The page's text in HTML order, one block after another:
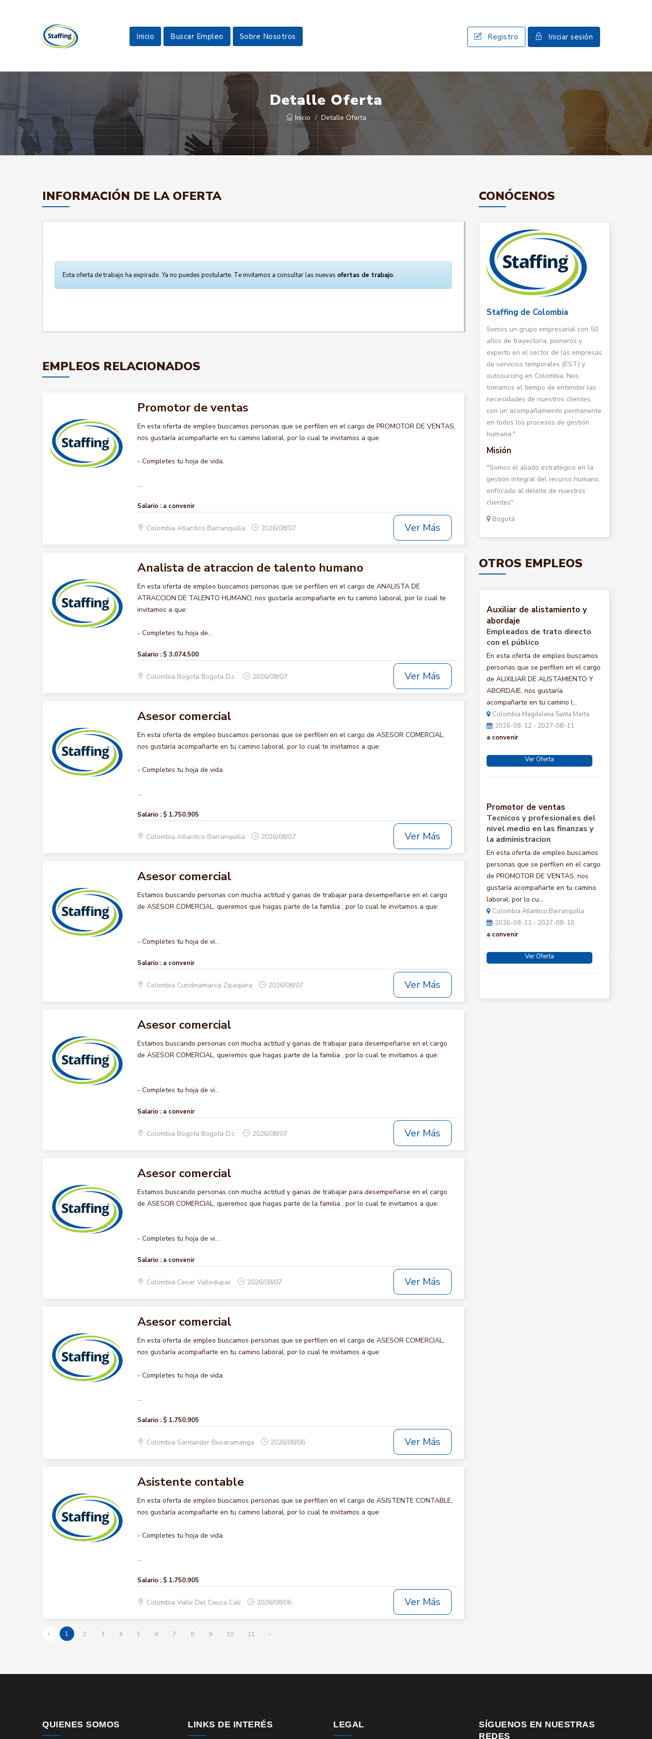
Inicio Buscar Empleo Sobre Nosotros Registro Iniciar sesión
Detalle Oferta
Inicio Detalle Oferta
INFORMACIÓN DE LA OFERTA
Esta oferta de trabajo ha expirado. Ya no puedes postularte. Te invitamos a consultar las nuevas ofertas de trabajo.
EMPLEOS RELACIONADOS
Promotor de ventas
En esta oferta de empleo buscamos personas que se perfilen en el cargo de PROMOTOR DE VENTAS,
nos gustaría acompañarte en tu camino laboral, por lo cual te invitamos a que:
- Completes tu hoja de vida.
...
Salario : a convenir
Colombia Atlantico Barranquilla 2026/08/07 Ver Más
Analista de atraccion de talento humano
En esta oferta de empleo buscamos personas que se perfilen en el cargo de ANALISTA DE
ATRACCION DE TALENTO HUMANO, nos gustaría acompañarte en tu camino laboral, por lo cual te
invitamos a que:
- Completes tu hoja de...
Salario : $ 3.074.500
Colombia Bogota Bogota D.c. 2026/08/07 Ver Más
Asesor comercial
En esta oferta de empleo buscamos personas que se perfilen en el cargo de ASESOR COMERCIAL,
nos gustaría acompañarte en tu camino laboral, por lo cual te invitamos a que:
- Completes tu hoja de vida.
...
Salario : $ 1.750.905
Colombia Atlantico Barranquilla 2026/08/07 Ver Más
Asesor comercial
Estamos buscando personas con mucha actitud y ganas de trabajar para desempeñarse en el cargo
de ASESOR COMERCIAL, queremos que hagas parte de la familia , por lo cual te invitamos a que:
- Completes tu hoja de vi...
Salario : a convenir
Colombia Cundinamarca Zipaquira 2026/08/07 Ver Más
Asesor comercial
Estamos buscando personas con mucha actitud y ganas de trabajar para desempeñarse en el cargo
de ASESOR COMERCIAL, queremos que hagas parte de la familia , por lo cual te invitamos a que:
- Completes tu hoja de vi...
Salario : a convenir
Colombia Bogota Bogota D.c. 2026/08/07 Ver Más
Asesor comercial
Estamos buscando personas con mucha actitud y ganas de trabajar para desempeñarse en el cargo
de ASESOR COMERCIAL, queremos que hagas parte de la familia , por lo cual te invitamos a que:
- Completes tu hoja de vi...
Salario : a convenir
Colombia Cesar Valledupar 2026/08/07 Ver Más
Asesor comercial
En esta oferta de empleo buscamos personas que se perfilen en el cargo de ASESOR COMERCIAL,
nos gustaría acompañarte en tu camino laboral, por lo cual te invitamos a que:
- Completes tu hoja de vida.
...
Salario : $ 1.750.905
Colombia Santander Bucaramanga 2026/08/06 Ver Más
Asistente contable
En esta oferta de empleo buscamos personas que se perfilen en el cargo de ASISTENTE CONTABLE,
nos gustaría acompañarte en tu camino laboral, por lo cual te invitamos a que:
- Completes tu hoja de vida.
...
Salario : $ 1.750.905
Colombia Valle Del Cauca Cali 2026/08/06 Ver Más
‹ 1 2 3 4 5 6 7 8 9 10 11 ›
CONÓCENOS
Staffing de Colombia
Somos un grupo empresarial con 50
años de trayectoria, pioneros y
experto en el sector de las empresas
de servicios temporales (EST) y
outsourcing en Colombia. Nos
tomamos el tiempo de entender las
necesidades de nuestros clientes,
con un acompañamiento permanente
en todos los procesos de gestión
humana."
Misión
"Somos el aliado estratégico en la
gestión integral del recurso humano,
enfocado al deleite de nuestros
clientes".
Bogotá
OTROS EMPLEOS
Auxiliar de alistamiento y
abordaje
Empleados de trato directo
con el público
En esta oferta de empleo buscamos
personas que se perfilen en el cargo
de AUXILIAR DE ALISTAMIENTO Y
ABORDAJE, nos gustaría
acompañarte en tu camino l...
Colombia Magdalena Santa Marta
2026-08-12 - 2027-08-11
a convenir
Ver Oferta
Promotor de ventas
Tecnicos y profesionales del
nivel medio en las finanzas y
la administracion
En esta oferta de empleo buscamos
personas que se perfilen en el cargo
de PROMOTOR DE VENTAS, nos
gustaría acompañarte en tu camino
laboral, por lo cu...
Colombia Atlantico Barranquilla
2026-08-11 - 2027-08-10
a convenir
Ver Oferta
QUIENES SOMOS LINKS DE INTERÉS LEGAL
SÍGUENOS EN NUESTRAS
REDES